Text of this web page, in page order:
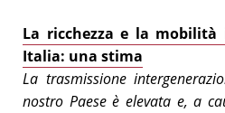
La ricchezza e la mobilità
Italia: una stima
La trasmissione
nostro Paese è elevata e, a